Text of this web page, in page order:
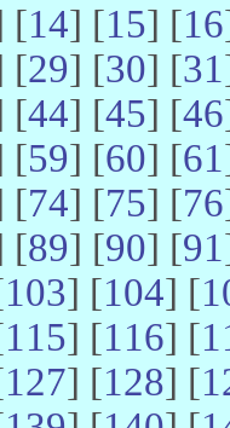
[14] [15] [16
[29] [30] [31
[44] [45] [46
[59] [60] [61
[74] [75] [76
[89] [90] [91
103] [104] [
115] [116] [
127] [128] [